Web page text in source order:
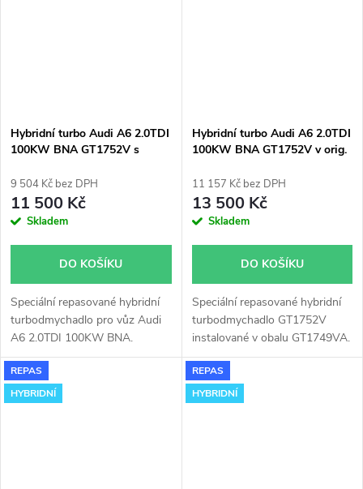
Hybridní turbo Audi A6 2.0TDI
100KW BNA GT1752V s
9 504 Kč bez DPH
11 500 Kč
Skladem
DO KOŠÍKU
Speciální repasované hybridní
turbodmychadlo pro vůz Audi
A6 2.0TDI 100KW BNA.
Hybridní turbo Audi A6 2.0TDI
100KW BNA GT1752V v orig.
11 157 Kč bez DPH
13 500 Kč
Skladem
DO KOŠÍKU
Speciální repasované hybridní
turbodmychadlo GT1752V
instalované v obalu GT1749VA.
Vhodné zejména k
výkonnostním úpravám jako
např. chiptuning. Pro vůz Audi
REPAS
HYBRIDNÍ
REPAS
HYBRIDNÍ